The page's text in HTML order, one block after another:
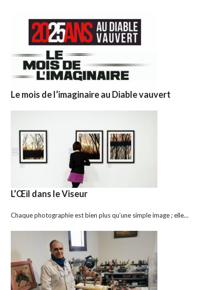
Le mois de l’imaginaire au Diable vauvert
L’Œil dans le Viseur
Chaque photographie est bien plus qu’une simple image ; elle…